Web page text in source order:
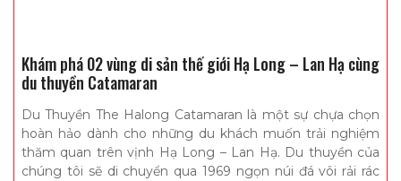
Khám phá 02 vùng di sản thế giới Hạ Long – Lan Hạ cùng
du thuyền Catamaran
Du Thuyền The Halong Catamaran là một sự chựa chọn
hoàn hảo dành cho những du khách muốn trải nghiệm
thăm quan trên vịnh Hạ Long – Lan Hạ. Du thuyền của
chúng tôi sẽ di chuyển qua 1969 ngọn núi đá vôi rải rác